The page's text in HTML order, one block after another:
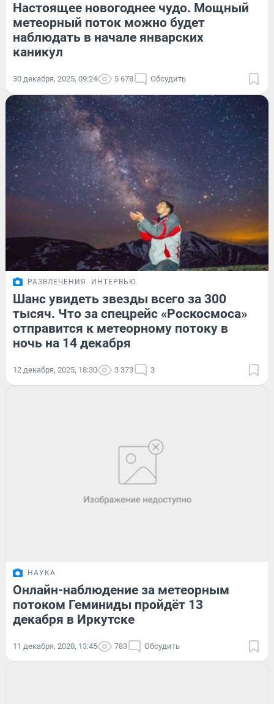
Настоящее новогоднее чудо. Мощный
метеорный поток можно будет
наблюдать в начале январских
каникул
30 декабря, 2025, 09:24 5 678 Обсудить
РАЗВЛЕЧЕНИЯ ИНТЕРВЬЮ
Шанс увидеть звезды всего за 300
тысяч. Что за спецрейс «Роскосмоса»
отправится к метеорному потоку в
ночь на 14 декабря
12 декабря, 2025, 18:30 3 373 3
НАУКА
Онлайн-наблюдение за метеорным
потоком Геминиды пройдёт 13
декабря в Иркутске
11 декабря, 2020, 13:45 783 Обсудить